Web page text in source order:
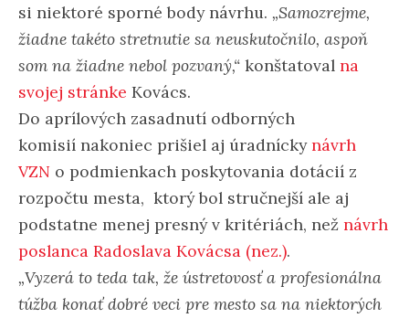
si niektoré sporné body návrhu. „Samozrejme,
žiadne takéto stretnutie sa neuskutočnilo, aspoň
som na žiadne nebol pozvaný,“ konštatoval na
svojej stránke Kovács.
Do aprílových zasadnutí odborných
komisií nakoniec prišiel aj úradníckynávrh
VZN o podmienkach poskytovania dotácií z
rozpočtu mesta, ktorý bol stručnejší ale aj
podstatne menej presný v kritériách, než návrh
poslanca Radoslava Kovácsa (nez.).
„Vyzerá to teda tak, že ústretovosť a profesionálna
túžba konať dobré veci pre mesto sa na niektorých